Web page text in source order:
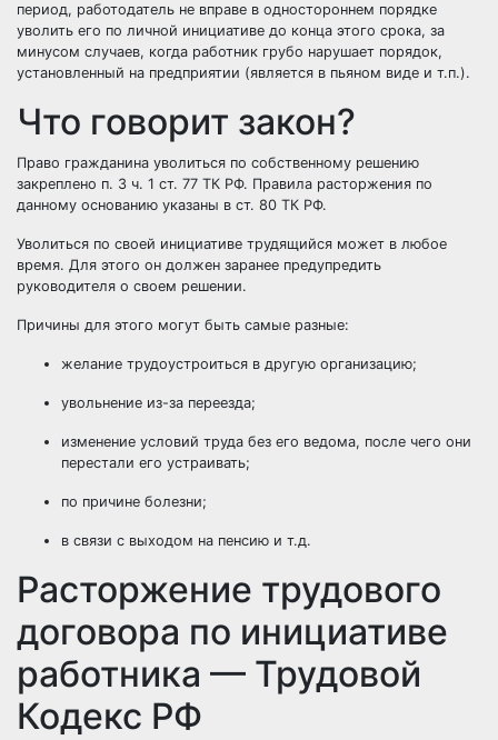
период, работодатель не вправе в одностороннем порядке
уволить его по личной инициативе до конца этого срока, за
минусом случаев, когда работник грубо нарушает порядок,
установленный на предприятии (является в пьяном виде и т.п.).
Что говорит закон?
Право гражданина уволиться по собственному решению
закреплено п. 3 ч. 1 ст. 77 ТК РФ. Правила расторжения по
данному основанию указаны в ст. 80 ТК РФ.
Уволиться по своей инициативе трудящийся может в любое
время. Для этого он должен заранее предупредить
руководителя о своем решении.
Причины для этого могут быть самые разные:
желание трудоустроиться в другую организацию;
увольнение из-за переезда;
изменение условий труда без его ведома, после чего они
перестали его устраивать;
по причине болезни;
в связи с выходом на пенсию и т.д.
Расторжение трудового
договора по инициативе
работника — Трудовой
Кодекс РФ